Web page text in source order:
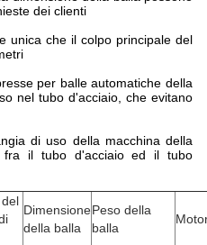
dei clienti
unica che il colpo principale del
per balle automatiche della
nel tubo d'acciaio, che evitano
di uso della macchina della
fra il tubo d'acciaio ed il tubo
Dimensione
della balla
Peso della
balla